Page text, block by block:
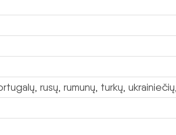
rusų, rumunų, turkų,